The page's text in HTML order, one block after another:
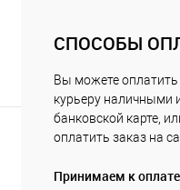
СПОСОБЫ
Вы можете оплатить
курьеру наличными
банковской карте,
оплатить заказ на
Принимаем к оплате